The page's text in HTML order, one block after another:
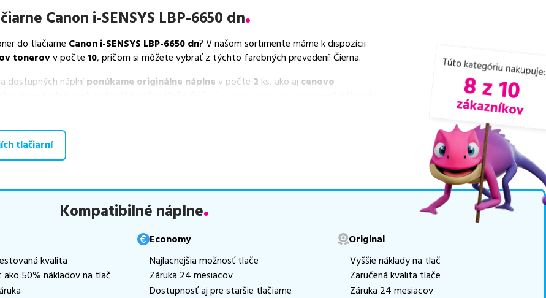
Canon i-SENSYS LBP-6650 dn
do tlačiarne Canon i-SENSYS LBP-6650 dn? V našom sortimente máme k dispozícii
tonerovv počte 10, pričom si môžete vybrať z týchto farebných prevedení: Čierna.
dostupných náplníponúkame originálne náplne v počte 2 ks, ako aj cenovo
ponuka, spĺňajúca normy ISO 9001 a 14001, zaručuje bezproblémovú tlač.
už od11,02€.
dôležitú úlohu aj dostupnosť. Preto sa snažímepravidelne naskladňovať
k expedícii.
istí, ktoré riešenie je pre vaše potreby najvhodnejšie, alebo máte akékoľvek ďalšie otázky,
tlačiarní
Kompatibilné náplne
kvalita
50% nákladov na tlač
Economy
Najlacnejšia možnosť tlače
Záruka 24 mesiacov
Dostupnosť aj pre staršie tlačiarne
Original
Vyššie náklady na tlač
Zaručená kvalita tlače
Záruka 24 mesiacov